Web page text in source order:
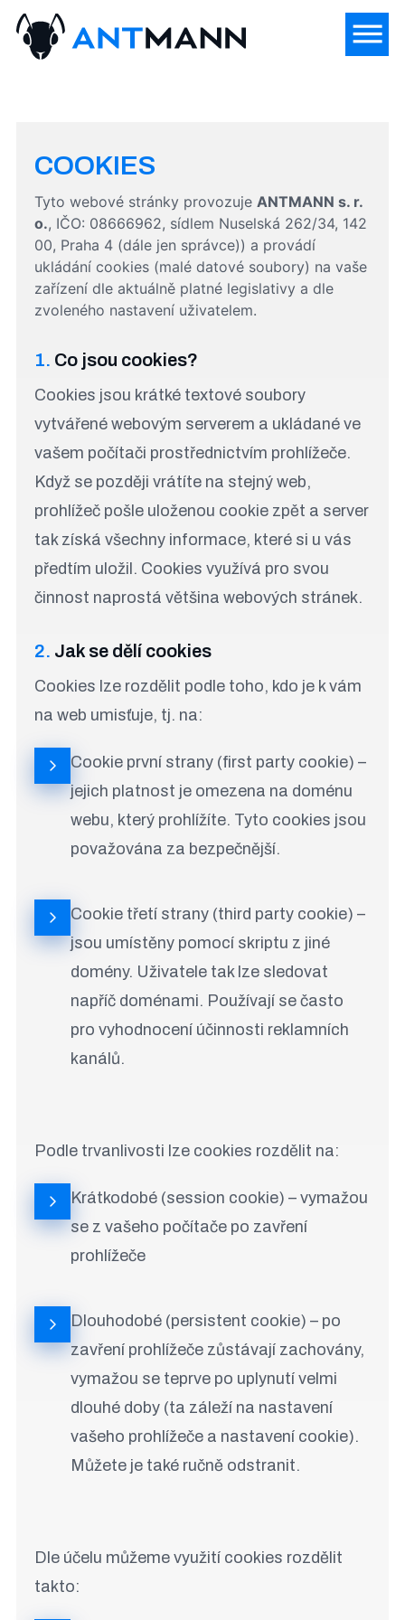
COOKIES
Tyto webové stránky provozuje ANTMANN s. r.
o., IČO: 08666962, sídlem Nuselská 262/34, 142
00, Praha 4 (dále jen správce)) a provádí
ukládání cookies (malé datové soubory) na vaše
zařízení dle aktuálně platné legislativy a dle
zvoleného nastavení uživatelem.
1. Co jsou cookies?
Cookies jsou krátké textové soubory
vytvářené webovým serverem a ukládané ve
vašem počítači prostřednictvím prohlížeče.
Když se později vrátíte na stejný web,
prohlížeč pošle uloženou cookie zpět a server
tak získá všechny informace, které si u vás
předtím uložil. Cookies využívá pro svou
činnost naprostá většina webových stránek.
2. Jak se dělí cookies
Cookies lze rozdělit podle toho, kdo je k vám
na web umisťuje, tj. na:
Cookie první strany (first party cookie) –
jejich platnost je omezena na doménu
webu, který prohlížíte. Tyto cookies jsou
považována za bezpečnější.
Cookie třetí strany (third party cookie) –
jsou umístěny pomocí skriptu z jiné
domény. Uživatele tak lze sledovat
napříč doménami. Používají se často
pro vyhodnocení účinnosti reklamních
kanálů.
Podle trvanlivosti lze cookies rozdělit na:
Krátkodobé (session cookie) – vymažou
se z vašeho počítače po zavření
prohlížeče
Dlouhodobé (persistent cookie) – po
zavření prohlížeče zůstávají zachovány,
vymažou se teprve po uplynutí velmi
dlouhé doby (ta záleží na nastavení
vašeho prohlížeče a nastavení cookie).
Můžete je také ručně odstranit.
Dle účelu můžeme využití cookies rozdělit
takto: